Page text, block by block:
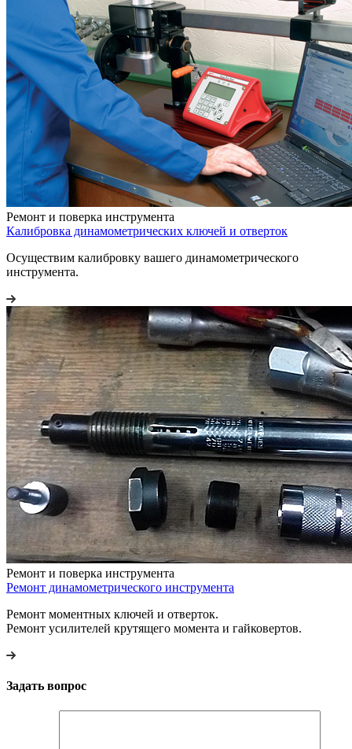
Ремонт и поверка инструмента
Калибровка динамометрических ключей и отверток
Осуществим калибровку вашего динамометрического
инструмента.
Ремонт и поверка инструмента
Ремонт динамометрического инструмента
Ремонт моментных ключей и отверток.
Ремонт усилителей крутящего момента и гайковертов.
Задать вопрос